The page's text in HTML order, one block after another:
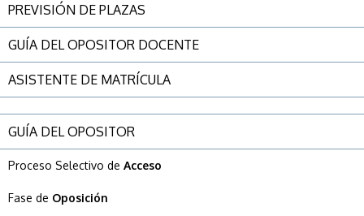
PREVISIÓN DE PLAZAS
GUÍA DEL OPOSITOR DOCENTE
ASISTENTE DE MATRÍCULA
GUÍA DEL OPOSITOR
Proceso Selectivo de Acceso
Fase de Oposición